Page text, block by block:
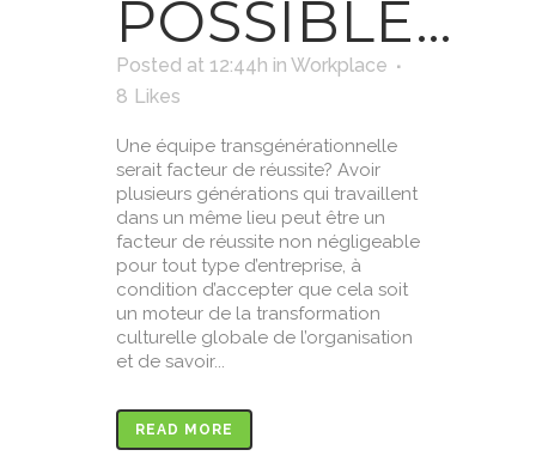
POSSIBLE…
Posted at 12:44h in Workplace
8 Likes
Une équipe transgénérationnelle
serait facteur de réussite? Avoir
plusieurs générations qui travaillent
dans un même lieu peut être un
facteur de réussite non négligeable
pour tout type d’entreprise, à
condition d’accepter que cela soit
un moteur de la transformation
culturelle globale de l’organisation
et de savoir...
READ MORE